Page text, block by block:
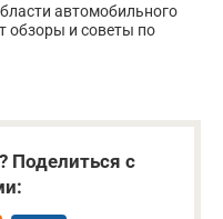
автомобильного
обзоры и советы по
Поделиться с